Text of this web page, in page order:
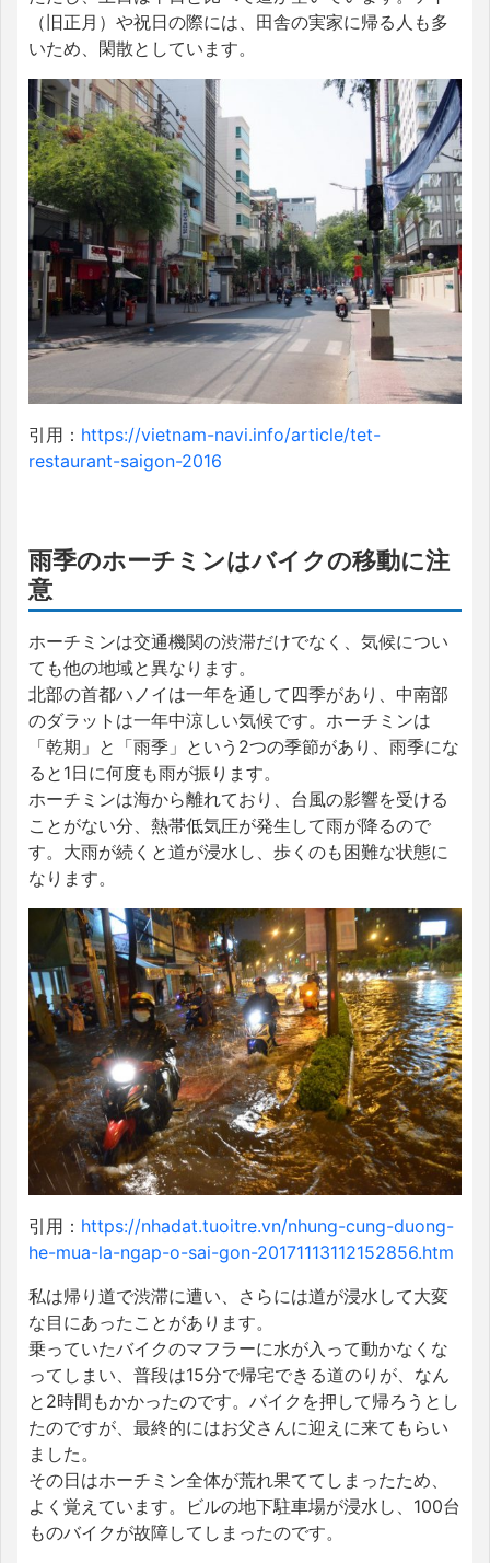
（旧正月）や祝日の際には、田舎の実家に帰る人も多
いため、閑散としています。
引用： https://vietnam-navi.info/article/tet-
restaurant-saigon-2016
雨季のホーチミンはバイクの移動に注
意
ホーチミンは交通機関の渋滞だけでなく、気候につい
ても他の地域と異なります。
北部の首都ハノイは一年を通して四季があり、中南部
のダラットは一年中涼しい気候です。ホーチミンは
「乾期」と「雨季」という2つの季節があり、雨季にな
ると1日に何度も雨が振ります。
ホーチミンは海から離れており、台風の影響を受ける
ことがない分、熱帯低気圧が発生して雨が降るので
す。大雨が続くと道が浸水し、歩くのも困難な状態に
なります。
引用： https://nhadat.tuoitre.vn/nhung-cung-duong-
he-mua-la-ngap-o-sai-gon-20171113112152856.htm
私は帰り道で渋滞に遭い、さらには道が浸水して大変
な目にあったことがあります。
乗っていたバイクのマフラーに水が入って動かなくな
ってしまい、普段は15分で帰宅できる道のりが、なん
と2時間もかかったのです。バイクを押して帰ろうとし
たのですが、最終的にはお父さんに迎えに来てもらい
ました。
その日はホーチミン全体が荒れ果ててしまったため、
よく覚えています。ビルの地下駐車場が浸水し、100台
ものバイクが故障してしまったのです。